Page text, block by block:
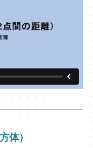
体）